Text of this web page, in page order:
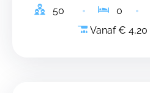
50 0
Vanaf € 4,20